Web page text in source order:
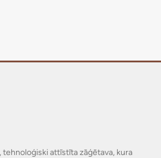
tehnoloģiski attīstīta zāģētava, kura